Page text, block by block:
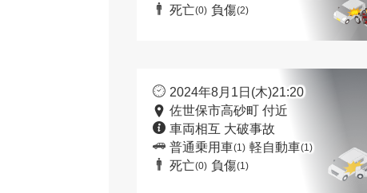
死亡(0) 負傷(2)
2024年8月1日(木)21:20
佐世保市高砂町 付近
車両相互 大破事故
普通乗用車(1) 軽自動車(1)
死亡(0) 負傷(1)